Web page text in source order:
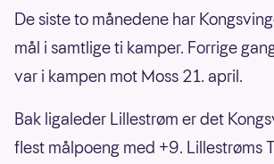
De siste to månedene har
mål i samtlige ti kamper. Forrige
var i kampen mot Moss 21. april.
Bak ligaleder Lillestrøm er det
flest målpoeng med +9. Lillestrøms